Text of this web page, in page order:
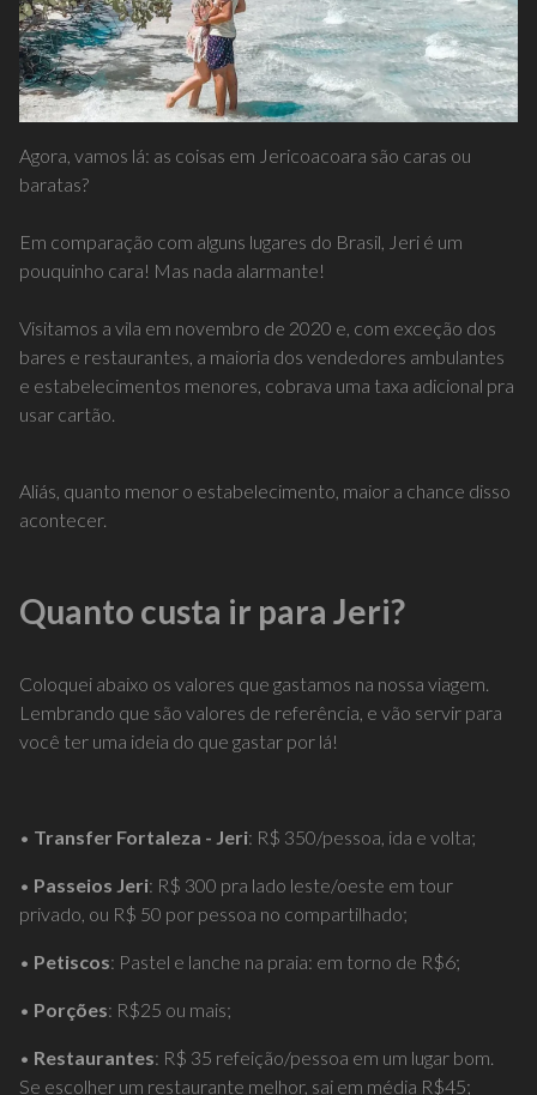
Agora, vamos lá: as coisas em Jericoacoara são caras ou
baratas?
Em comparação com alguns lugares do Brasil, Jeri é um
pouquinho cara! Mas nada alarmante!
Visitamos a vila em novembro de 2020 e, com exceção dos
bares e restaurantes, a maioria dos vendedores ambulantes
e estabelecimentos menores, cobrava uma taxa adicional pra
usar cartão.
Aliás, quanto menor o estabelecimento, maior a chance disso
acontecer.
Quanto custa ir para Jeri?
Coloquei abaixo os valores que gastamos na nossa viagem.
Lembrando que são valores de referência, e vão servir para
você ter uma ideia do que gastar por lá!
• Transfer Fortaleza - Jeri: R$ 350/pessoa, ida e volta;
• Passeios Jeri: R$ 300 pra lado leste/oeste em tour
privado, ou R$ 50 por pessoa no compartilhado;
• Petiscos: Pastel e lanche na praia: em torno de R$6;
• Porções: R$25 ou mais;
• Restaurantes: R$ 35 refeição/pessoa em um lugar bom.
Se escolher um restaurante melhor, sai em média R$45;